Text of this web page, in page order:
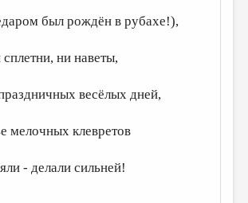
был рождён в рубахе!),
сплетни, ни наветы,
весёлых дней,
мелочных клевретов
- делали сильней!